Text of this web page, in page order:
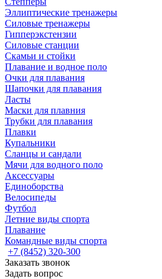
Эллиптические тренажеры
Силовые тренажеры
Гипперэкстензии
Силовые станции
Скамьи и стойки
Плавание и водное поло
Очки для плавания
Шапочки для плавания
Ласты
Маски для плавния
Трубки для плавания
Плавки
Купальники
Сланцы и сандали
Мячи для водного поло
Аксессуары
Единоборства
Велосипеды
Футбол
Летние виды спорта
Плавание
Командные виды спорта
+7 (8452) 320-300
Заказать звонок
Задать вопрос